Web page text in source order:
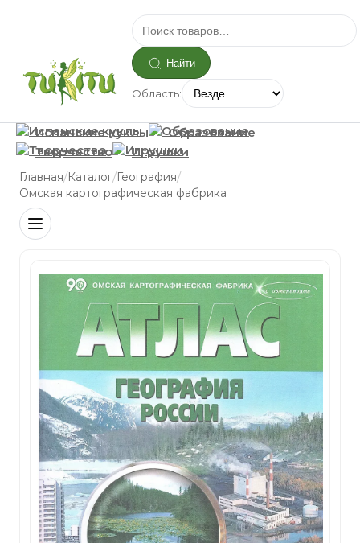
Найти
Область:
Испанские куклы
Образование
Творчество
Игрушки
Главная/Каталог/География/
Омская картографическая фабрика